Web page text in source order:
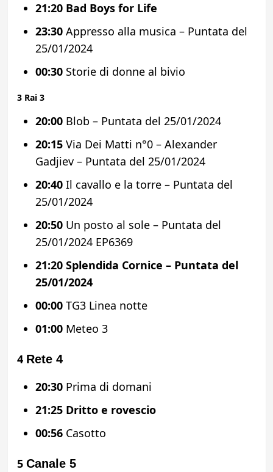
21:20 Bad Boys for Life
23:30Appresso alla musica – Puntata del
25/01/2024
00:30Storie di donne al bivio
3 Rai 3
20:00Blob – Puntata del 25/01/2024
20:15Via Dei Matti n°0 – Alexander
Gadjiev – Puntata del 25/01/2024
20:40Il cavallo e la torre – Puntata del
25/01/2024
20:50Un posto al sole – Puntata del
25/01/2024 EP6369
21:20 Splendida Cornice – Puntata del
25/01/2024
00:00TG3 Linea notte
01:00Meteo 3
4 Rete 4
20:30Prima di domani
21:25 Dritto e rovescio
00:56Casotto
5 Canale 5